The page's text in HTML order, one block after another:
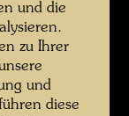
von auf
die
Ebenso die
und die
zu Ihrer
und
diese